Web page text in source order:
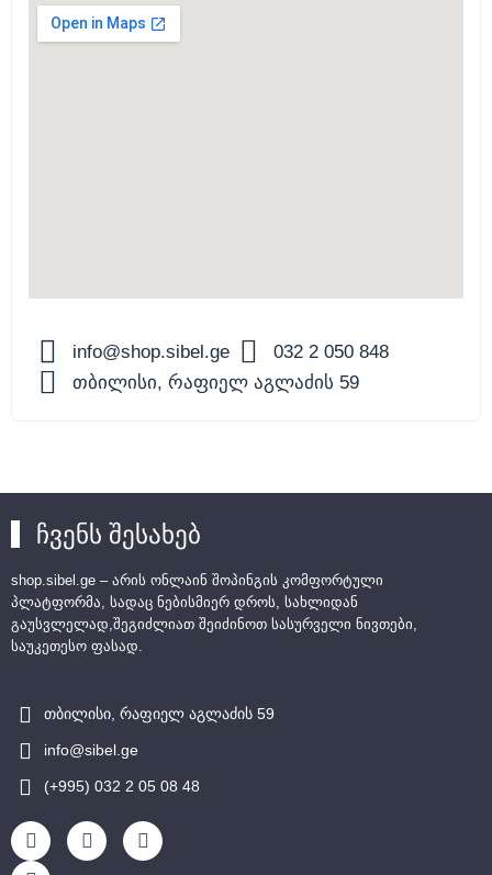
info@shop.sibel.ge
032 2 050 848
თბილისი, რაფიელ აგლაძის 59
ჩვენს შესახებ
shop.sibel.ge – არის ონლაინ შოპინგის კომფორტული
პლატფორმა, სადაც ნებისმიერ დროს, სახლიდან
გაუსვლელად,შეგიძლიათ შეიძინოთ სასურველი ნივთები,
საუკეთესო ფასად.
თბილისი, რაფიელ აგლაძის 59
info@sibel.ge
(+995) 032 2 05 08 48